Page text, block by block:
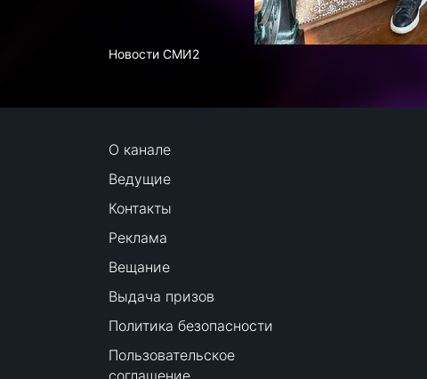
Новости СМИ2
О канале
Ведущие
Контакты
Реклама
Вещание
Выдача призов
Политика безопасности
Пользовательское
соглашение